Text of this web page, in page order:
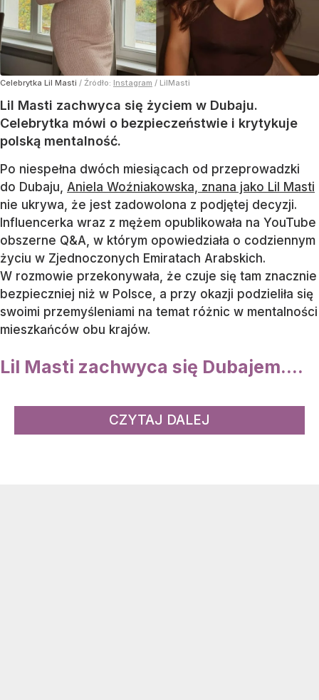
Celebrytka Lil Masti / Źródło: Instagram / LilMasti
Lil Masti zachwyca się życiem w Dubaju.
Celebrytka mówi o bezpieczeństwie i krytykuje
polską mentalność.
Po niespełna dwóch miesiącach od przeprowadzki
do Dubaju, Aniela Woźniakowska, znana jako Lil Masti
nie ukrywa, że jest zadowolona z podjętej decyzji.
Influencerka wraz z mężem opublikowała na YouTube
obszerne Q&A, w którym opowiedziała o codziennym
życiu w Zjednoczonych Emiratach Arabskich.
W rozmowie przekonywała, że czuje się tam znacznie
bezpieczniej niż w Polsce, a przy okazji podzieliła się
swoimi przemyśleniami na temat różnic w mentalności
mieszkańców obu krajów.
Lil Masti zachwyca się Dubajem....
CZYTAJ DALEJ